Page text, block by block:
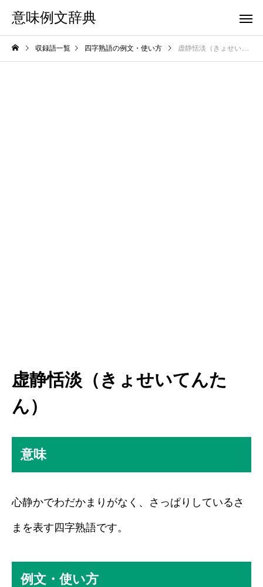
意味例文辞典
収録語一覧 四字熟語の例文・使い方 虚静恬淡（きょせいてんたん）
虚静恬淡（きょせいてんた
ん）
意味
心静かでわだかまりがなく、さっぱりしているさ
まを表す四字熟語です。
例文・使い方